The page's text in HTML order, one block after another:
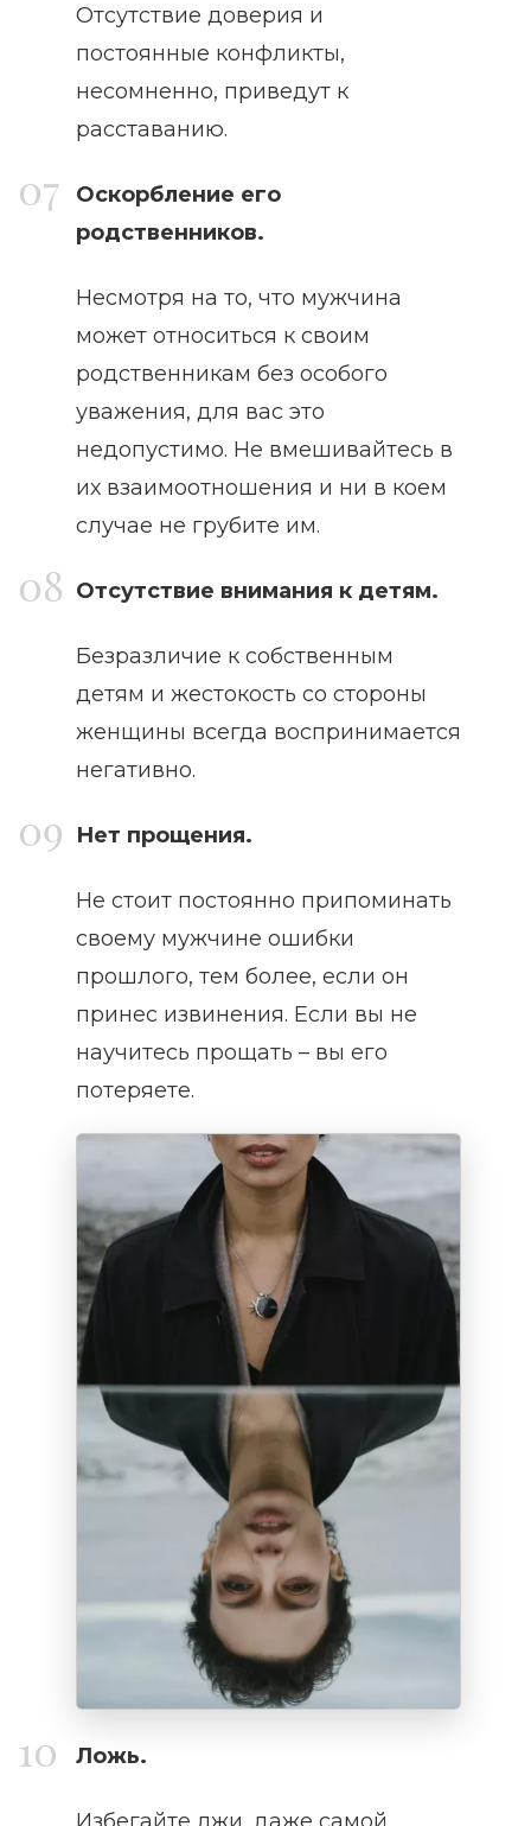
Отсутствие доверия и
постоянные конфликты,
несомненно, приведут к
расставанию.
Оскорбление его
родственников.
Несмотря на то, что мужчина
может относиться к своим
родственникам без особого
уважения, для вас это
недопустимо. Не вмешивайтесь в
их взаимоотношения и ни в коем
случае не грубите им.
Отсутствие внимания к детям.
Безразличие к собственным
детям и жестокость со стороны
женщины всегда воспринимается
негативно.
Нет прощения.
Не стоит постоянно припоминать
своему мужчине ошибки
прошлого, тем более, если он
принес извинения. Если вы не
научитесь прощать – вы его
потеряете.
Ложь.